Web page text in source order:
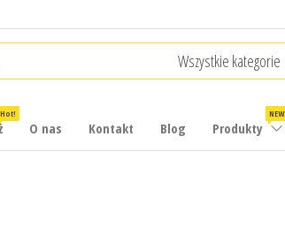
Hot!
O nas Kontakt Blog Produkty
NEW